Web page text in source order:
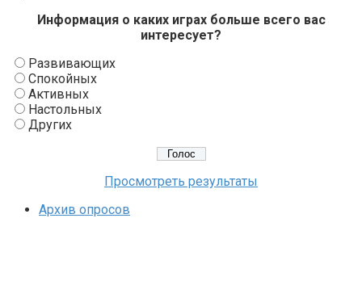
Информация о каких играх больше всего вас
интересует?
Развивающих
Спокойных
Активных
Настольных
Других
Просмотреть результаты
Архив опросов